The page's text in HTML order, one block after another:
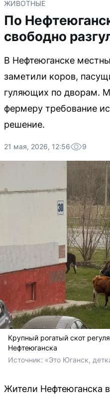
ЖИВОТНЫЕ
По
свободно
В Нефтеюганске
заметили коров,
гуляющих по дворам.
фермеру требование
решение.
21 мая, 2026, 12:56 9
Крупный рогатый скот
Нефтеюганска
Источник: «Это Юганск,
Жители Нефтеюганска